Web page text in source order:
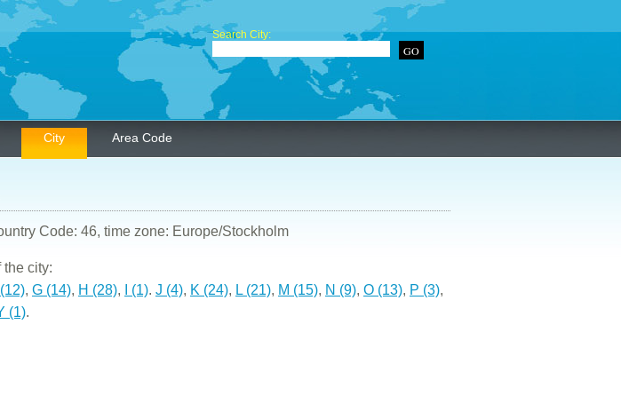
Search City:
City Area Code
Code: 46, time zone: Europe/Stockholm
the city:
, G (14), H (28), I (1). J (4), K (24), L (21), M (15), N (9), O (13), P (3),
(1).